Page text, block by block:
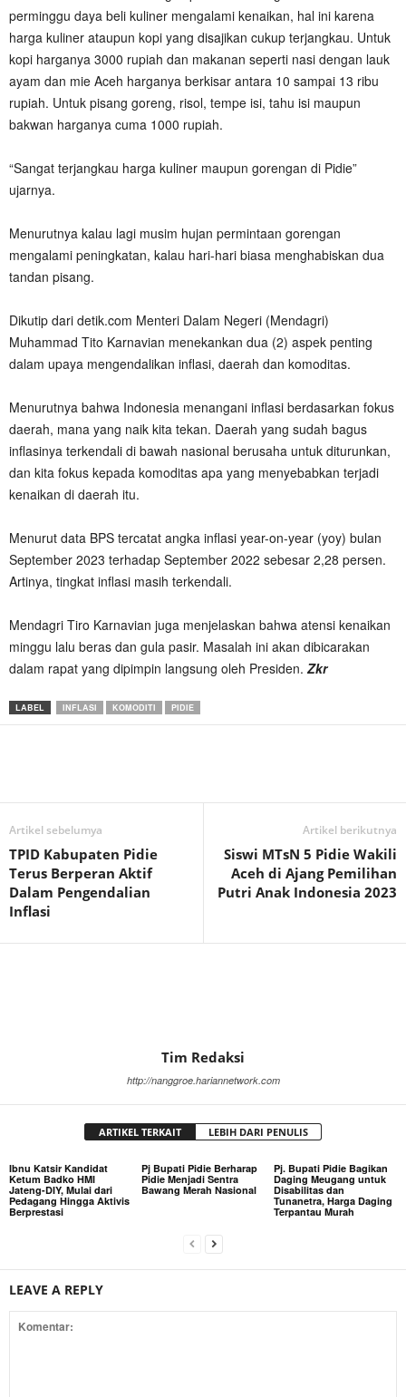
perminggu daya beli kuliner mengalami kenaikan, hal ini karena
harga kuliner ataupun kopi yang disajikan cukup terjangkau. Untuk
kopi harganya 3000 rupiah dan makanan seperti nasi dengan lauk
ayam dan mie Aceh harganya berkisar antara 10 sampai 13 ribu
rupiah. Untuk pisang goreng, risol, tempe isi, tahu isi maupun
bakwan harganya cuma 1000 rupiah.
“Sangat terjangkau harga kuliner maupun gorengan di Pidie”
ujarnya.
Menurutnya kalau lagi musim hujan permintaan gorengan
mengalami peningkatan, kalau hari-hari biasa menghabiskan dua
tandan pisang.
Dikutip dari detik.com Menteri Dalam Negeri (Mendagri)
Muhammad Tito Karnavian menekankan dua (2) aspek penting
dalam upaya mengendalikan inflasi, daerah dan komoditas.
Menurutnya bahwa Indonesia menangani inflasi berdasarkan fokus
daerah, mana yang naik kita tekan. Daerah yang sudah bagus
inflasinya terkendali di bawah nasional berusaha untuk diturunkan,
dan kita fokus kepada komoditas apa yang menyebabkan terjadi
kenaikan di daerah itu.
Menurut data BPS tercatat angka inflasi year-on-year (yoy) bulan
September 2023 terhadap September 2022 sebesar 2,28 persen.
Artinya, tingkat inflasi masih terkendali.
Mendagri Tiro Karnavian juga menjelaskan bahwa atensi kenaikan
minggu lalu beras dan gula pasir. Masalah ini akan dibicarakan
dalam rapat yang dipimpin langsung oleh Presiden. Zkr
LABEL INFLASI KOMODITI PIDIE
Artikel sebelumya
TPID Kabupaten Pidie
Terus Berperan Aktif
Dalam Pengendalian
Inflasi
Artikel berikutnya
Siswi MTsN 5 Pidie Wakili
Aceh di Ajang Pemilihan
Putri Anak Indonesia 2023
Tim Redaksi
http://nanggroe.hariannetwork.com
ARTIKEL TERKAIT LEBIH DARI PENULIS
Ibnu Katsir Kandidat
Ketum Badko HMI
Jateng-DIY, Mulai dari
Pedagang Hingga Aktivis
Berprestasi
Pj Bupati Pidie Berharap
Pidie Menjadi Sentra
Bawang Merah Nasional
Pj. Bupati Pidie Bagikan
Daging Meugang untuk
Disabilitas dan
Tunanetra, Harga Daging
Terpantau Murah
LEAVE A REPLY